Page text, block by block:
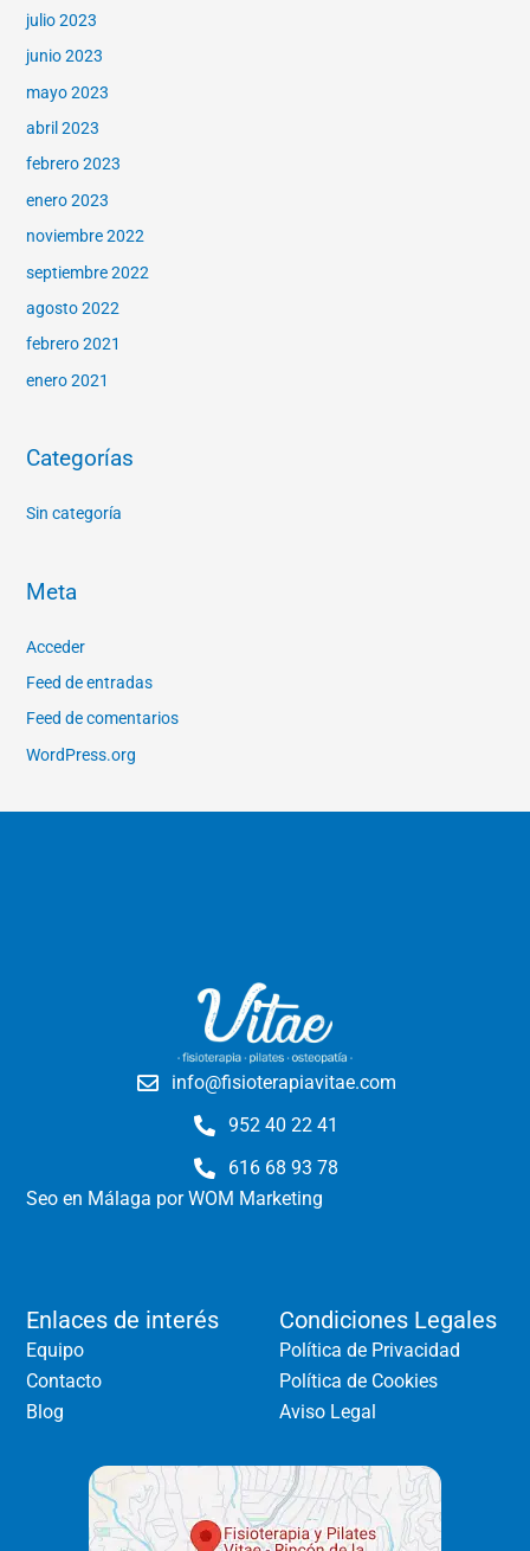
julio 2023
junio 2023
mayo 2023
abril 2023
febrero 2023
enero 2023
noviembre 2022
septiembre 2022
agosto 2022
febrero 2021
enero 2021
Categorías
Sin categoría
Meta
Acceder
Feed de entradas
Feed de comentarios
WordPress.org
info@fisioterapiavitae.com
952 40 22 41
616 68 93 78
Seo en Málaga por WOM Marketing
Enlaces de interés
Equipo
Contacto
Blog
Condiciones Legales
Política de Privacidad
Política de Cookies
Aviso Legal